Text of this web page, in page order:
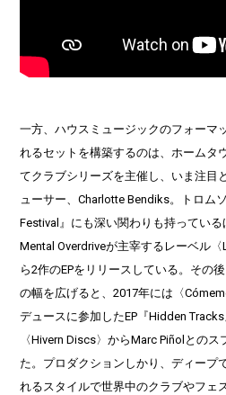
一方、ハウスミュージックのフォーマ
れるセットを構築するのは、ホームタ
てクラブシリーズを主催し、いま注目
ューサー、Charlotte Bendiks。トロム
Festival』にも深い関わりも持っている
Mental Overdriveが主宰するレーベル
ら2作のEPをリリースしている。その
の幅を広げると、2017年には〈
デュースに参加したEP『Hidden
〈Hivern Discs〉からMarc Piñolとの
た。プロダクションしかり、ディープ
れるスタイルで世界中のクラブやフェ